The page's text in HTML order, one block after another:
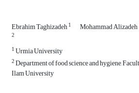
Ebrahim Taghizadeh1 Mohammad Alizadeh
2
1Urmia University
2Department of food science and hygiene,
Ilam University